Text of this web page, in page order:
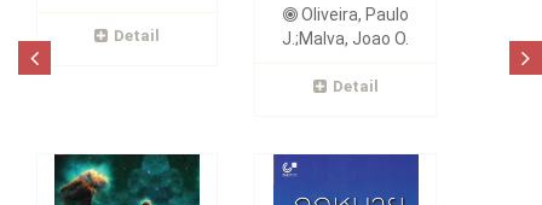
Detail
Oliveira, Paulo
J.;Malva, Joao O.
Detail